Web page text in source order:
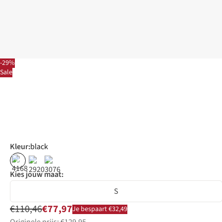
-29%
Sale
Kleur:black
% % %
Kies jouw maat:
S
€110,46€77,97Je bespaart €32,49